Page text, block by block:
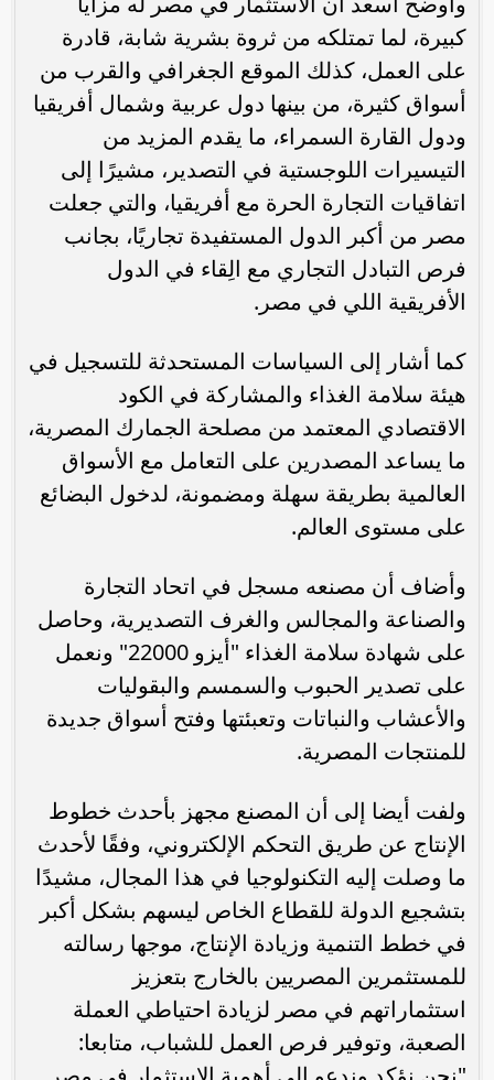
كبيرة، لما تمتلكه من ثروة بشرية شابة، قادرة
على العمل، كذلك الموقع الجغرافي والقرب من
أسواق كثيرة، من بينها دول عربية وشمال أفريقيا
ودول القارة السمراء، ما يقدم المزيد من
التيسيرات اللوجستية في التصدير، مشيرًا إلى
اتفاقيات التجارة الحرة مع أفريقيا، والتي جعلت
مصر من أكبر الدول المستفيدة تجاريًا، بجانب
فرص التبادل التجاري مع الِقاء في الدول
الأفريقية اللي في مصر.
كما أشار إلى السياسات المستحدثة للتسجيل في
هيئة سلامة الغذاء والمشاركة في الكود
الاقتصادي المعتمد من مصلحة الجمارك المصرية،
ما يساعد المصدرين على التعامل مع الأسواق
العالمية بطريقة سهلة ومضمونة، لدخول البضائع
على مستوى العالم.
وأضاف أن مصنعه مسجل في اتحاد التجارة
والصناعة والمجالس والغرف التصديرية، وحاصل
على شهادة سلامة الغذاء "أيزو 22000" ونعمل
على تصدير الحبوب والسمسم والبقوليات
والأعشاب والنباتات وتعبئتها وفتح أسواق جديدة
للمنتجات المصرية.
ولفت أيضا إلى أن المصنع مجهز بأحدث خطوط
الإنتاج عن طريق التحكم الإلكتروني، وفقًا لأحدث
ما وصلت إليه التكنولوجيا في هذا المجال، مشيدًا
بتشجيع الدولة للقطاع الخاص ليسهم بشكل أكبر
في خطط التنمية وزيادة الإنتاج، موجها رسالته
للمستثمرين المصريين بالخارج بتعزيز
استثماراتهم في مصر لزيادة احتياطي العملة
الصعبة، وتوفير فرص العمل للشباب، متابعا: